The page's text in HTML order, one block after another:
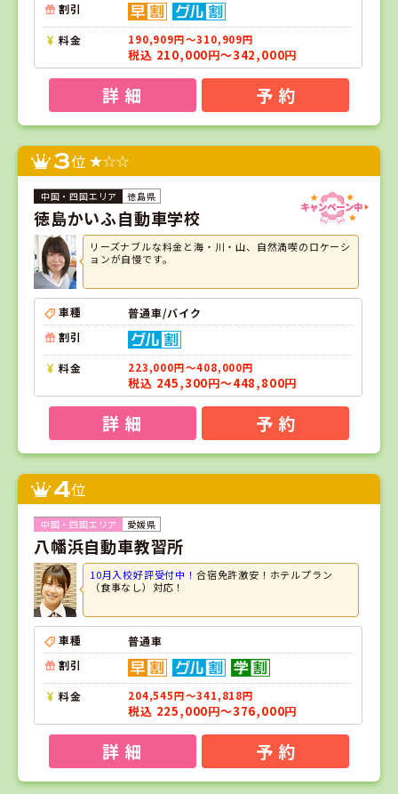
割引
料金 190,909円～310,909円
税込 210,000円～342,000円
詳 細 予 約
3位
徳島県
徳島かいふ自動車学校
リーズナブルな料金と海・川・山、自然満喫のロケーシ
ョンが自慢です。
車種
普通車/バイク
割引
料金 223,000円～408,000円
税込 245,300円～448,800円
詳 細 予 約
4位
愛媛県
八幡浜自動車教習所
10月入校好評受付中！ 合宿免許激安！ホテルプラン
（食事なし）対応！
車種
普通車
割引
料金 204,545円～341,818円
税込 225,000円～376,000円
詳 細 予 約